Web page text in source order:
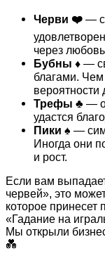
Черви ❤️ —
через
Бубны ♦️ —
благами.
вероятности
Трефы ♣️ —
удастся
Пики ♠️ —
Иногда они
и рост.
Если вам
червей», это
которое принесет
«Гадание на
Мы открыли
💑